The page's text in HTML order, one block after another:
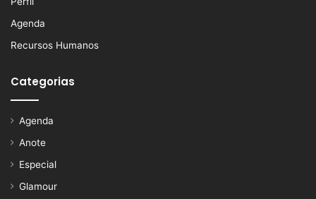
Agenda
Recursos Humanos
Categorias
Agenda
Anote
Especial
Glamour